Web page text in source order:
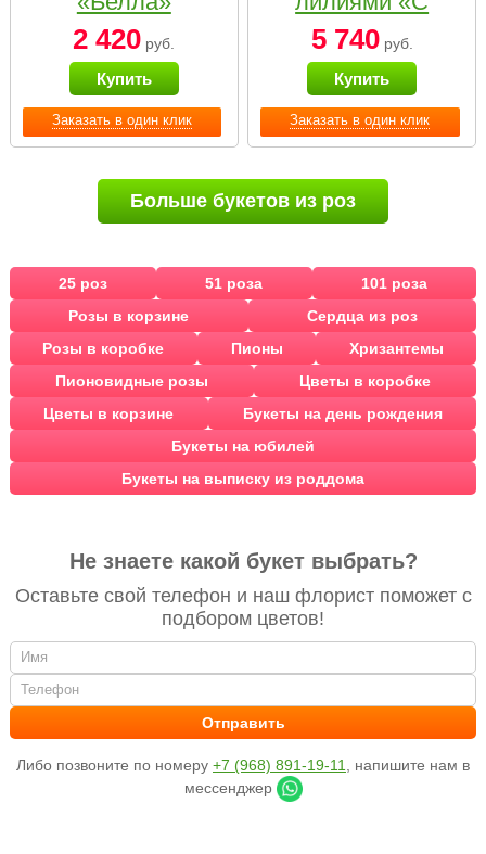
Заказать в один клик
2 420 руб.
Купить
Заказать в один клик
наилучшими
пожеланиями»
5 740руб.
Купить
Больше букетов из роз
25 роз 51 роза
101 роза
Розы в корзине
Сердца из роз
Розы в коробке
Пионы
Хризантемы
Пионовидные розы
Цветы в коробке
Цветы в корзине
Букеты на день рождения
Букеты на юбилей
Букеты на выписку из роддома
Не знаете какой букет выбрать?
Оставьте свой телефон и наш флорист поможет с
подбором цветов!
Либо позвоните по номеру +7 (968) 891-19-11
, напишите нам в
мессенджер